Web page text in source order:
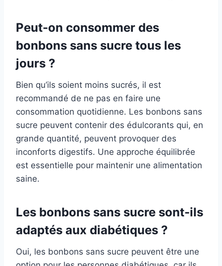
Peut-on consommer des
bonbons sans sucre tous les
jours ?
Bien qu’ils soient moins sucrés, il est
recommandé de ne pas en faire une
consommation quotidienne. Les bonbons sans
sucre peuvent contenir des édulcorants qui, en
grande quantité, peuvent provoquer des
inconforts digestifs. Une approche équilibrée
est essentielle pour maintenir une alimentation
saine.
Les bonbons sans sucre sont-ils
adaptés aux diabétiques ?
Oui, les bonbons sans sucre peuvent être une